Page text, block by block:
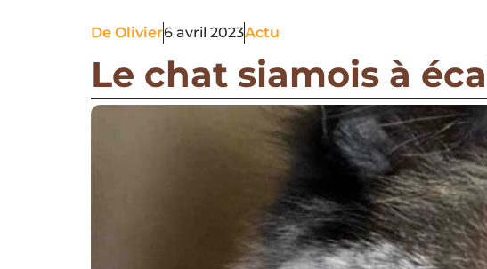
De Olivier6 avril 2023Actu
Le chat siamois à